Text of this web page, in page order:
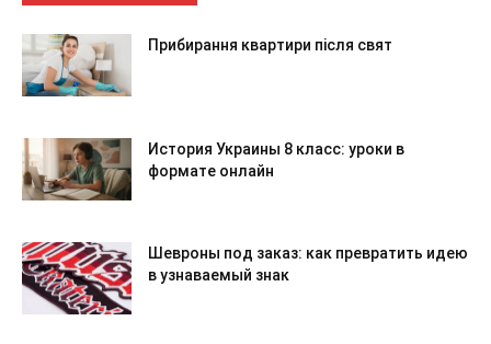
Прибирання квартири після свят
История Украины 8 класс: уроки в
формате онлайн
Шевроны под заказ: как превратить идею
в узнаваемый знак